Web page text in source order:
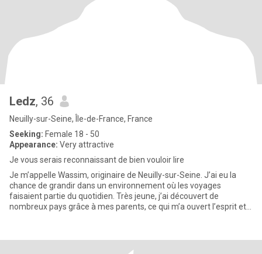
Ledz, 36
Neuilly-sur-Seine, Île-de-France, France
Seeking: Female 18 - 50
Appearance: Very attractive
Je vous serais reconnaissant de bien vouloir lire
Je m’appelle Wassim, originaire de Neuilly-sur-Seine. J’ai eu la
chance de grandir dans un environnement où les voyages
faisaient partie du quotidien. Très jeune, j’ai découvert de
nombreux pays grâce à mes parents, ce qui m’a ouvert l’esprit et